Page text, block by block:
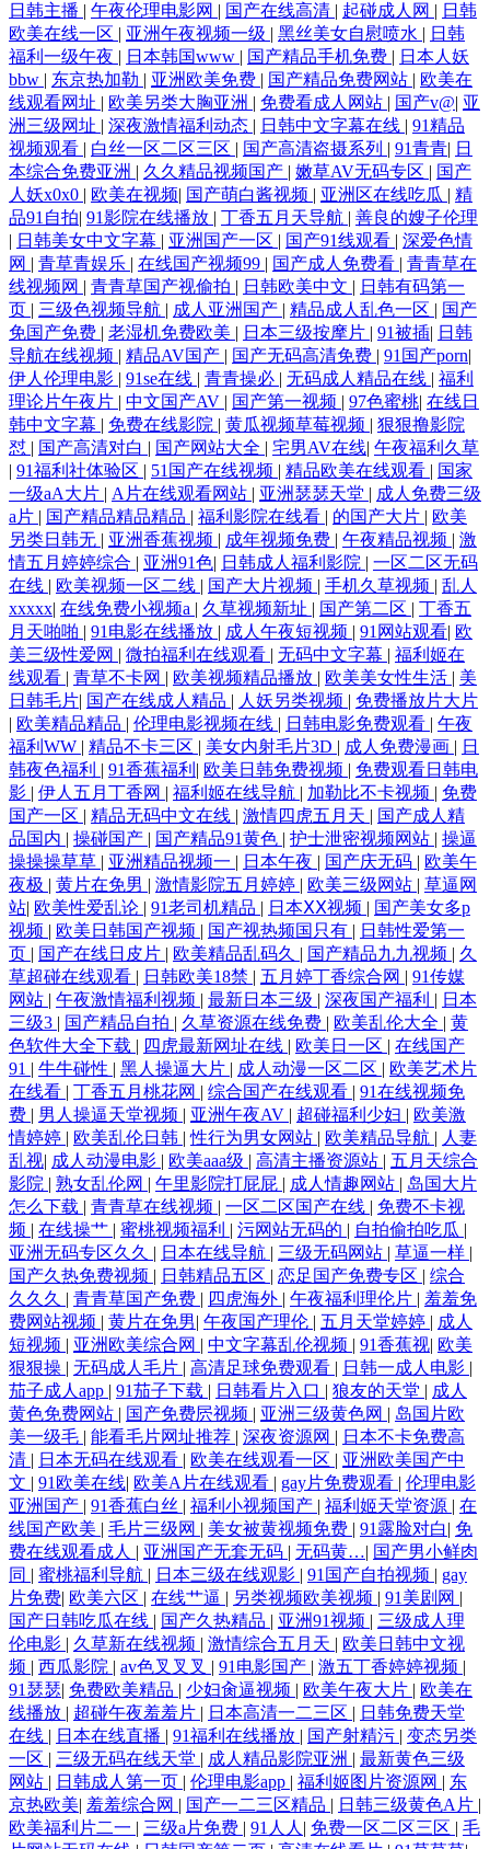
日韩主播 | 午夜伦理电影网 | 国产在线高清 | 起碰成人网 | 日韩
欧美在线一区 | 亚洲午夜视频一级 | 黑丝美女自慰喷水 | 日韩
福利一级午夜 | 日本韩国www | 国产精品手机免费 | 日本人妖
bbw | 东京热加勒 | 亚洲欧美免费 | 国产精品免费网站 | 欧美在
线观看网址 | 欧美另类大胸亚洲 | 免费看成人网站 | 国产v@| 亚
洲三级网址 | 深夜激情福利动态 | 日韩中文字幕在线 | 91精品
视频观看 | 白丝一区二区三区 | 国产高清盗摄系列 | 91青青| 日
本综合免费亚洲 | 久久精品视频国产 | 嫩草AV无码专区 | 国产
人妖x0x0 | 欧美在视频| 国产萌白酱视频 | 亚洲区在线吃瓜 | 精
品91自拍| 91影院在线播放 | 丁香五月天导航 | 善良的嫂子伦理
| 日韩美女中文字幕 | 亚洲国产一区 | 国产91线观看 | 深爱色情
网 | 青草青娱乐 | 在线国产视频99 | 国产成人免费看 | 青青草在
线视频网 | 青青草国产视偷拍 | 日韩欧美中文 | 日韩有码第一
页 | 三级色视频导航 | 成人亚洲国产 | 精品成人乱色一区 | 国产
免国产免费 | 老湿机免费欧美 | 日本三级按摩片 | 91被插| 日韩
导航在线视频 | 精品AV国产 | 国产无码高清免费 | 91国产porn|
伊人伦理电影 | 91se在线 | 青青操必 | 无码成人精品在线 | 福利
理论片午夜片 | 中文国产AV | 国产第一视频 | 97色蜜桃| 在线日
韩中文字幕 | 免费在线影院 | 黄瓜视频草莓视频 | 狠狠撸影院
怼 | 国产高清对白 | 国产网站大全 | 宅男AV在线| 午夜福利久草
| 91福利社体验区 | 51国产在线视频 | 精品欧美在线观看 | 国家
一级aA大片 | A片在线观看网站 | 亚洲瑟瑟天堂 | 成人免费三级
a片 | 国产精品精品精品 | 福利影院在线看 | 的国产大片 | 欧美
另类日韩无 | 亚洲香蕉视频 | 成年视频免费 | 午夜精品视频 | 激
情五月婷婷综合 | 亚洲91色| 日韩成人福利影院 | 一区二区无码
在线 | 欧美视频一区二线 | 国产大片视频 | 手机久草视频 | 乱人
xxxxx| 在线免费小视频a | 久草视频新址 | 国产第二区 | 丁香五
月天啪啪 | 91电影在线播放 | 成人午夜短视频 | 91网站观看| 欧
美三级性爱网 | 微拍福利在线观看 | 无码中文字幕 | 福利姬在
线观看 | 青草不卡网 | 欧美视频精品播放 | 欧美美女性生活 | 美
日韩毛片| 国产在线成人精品 | 人妖另类视频 | 免费播放片大片
| 欧美精品精品 | 伦理电影视频在线 | 日韩电影免费观看 | 午夜
福利WW | 精品不卡三区 | 美女内射毛片3D | 成人免费漫画 | 日
韩夜色福利 | 91香蕉福利 | 欧美日韩免费视频 | 免费观看日韩电
影 | 伊人五月丁香网 | 福利姬在线导航 | 加勒比不卡视频 | 免费
国产一区 | 精品无码中文在线 | 激情四虎五月天 | 国产成人精
品国内 | 操碰国产 | 国产精品91黄色 | 护士泄密视频网站 | 操逼
操操操草草 | 亚洲精品视频一 | 日本午夜 | 国产庆无码 | 欧美午
夜极 | 黄片在免男 | 激情影院五月婷婷 | 欧美三级网站 | 草逼网
站| 欧美性爱乱论 | 91老司机精品 | 日本ⅩⅩ视频 | 国产美女多p
视频 | 欧美日韩国产视频 | 国产视热频国只有 | 日韩性爱第一
页 | 国产在线日皮片 | 欧美精品乱码久 | 国产精品九九视频 | 久
草超碰在线观看 | 日韩欧美18禁 | 五月婷丁香综合网 | 91传媒
网站 | 午夜激情福利视频 | 最新日本三级 | 深夜国产福利 | 日本
三级3 | 国产精品自拍 | 久草资源在线免费 | 欧美乱伦大全 | 黄
色软件大全下载 | 四虎最新网址在线 | 欧美日一区 | 在线国产
91 | 牛牛碰性 | 黑人操逼大片 | 成人动漫一区二区 | 欧美艺术片
在线看 | 丁香五月桃花网 | 综合国产在线观看 | 91在线视频免
费 | 男人操逼天堂视频 | 亚洲午夜AV | 超碰福利少妇 | 欧美激
情婷婷 | 欧美乱伦日韩 |性行为男女网站 | 欧美精品导航 | 人妻
乱视| 成人动漫电影 | 欧美aaa级 | 高清主播资源站 | 五月天综合
影院 | 熟女乱伦网 | 午里影院打屁屁 | 成人情趣网站 | 岛国大片
怎么下载 | 青青草在线视频 | 一区二区国产在线 | 免费不卡视
频 | 在线操艹 | 蜜桃视频福利 | 污网站无码的 | 自拍偷拍吃瓜 |
亚洲无码专区久久 | 日本在线导航 | 三级无码网站 | 草逼一样 |
国产久热免费视频 | 日韩精品五区 | 恋足国产免费专区 | 综合
久久久 | 青青草国产免费 | 四虎海外 | 午夜福利理伦片 | 羞羞免
费网站视频 | 黄片在免男| 午夜国产理伦 | 五月天堂婷婷 | 成人
短视频 | 亚洲欧美综合网 | 中文字幕乱伦视频 | 91香蕉视| 欧美
狠狠操 | 无码成人毛片 | 高清足球免费观看 | 日韩一成人电影 |
茄子成人app | 91茄子下载 | 日韩看片入口 | 狼友的天堂 | 成人
黄色免费网站 | 国产免费屄视频 | 亚洲三级黄色网 | 岛国片欧
美一级毛 | 能看毛片网址推荐 | 深夜资源网 | 日本不卡免费高
清 | 日本无码在线观看 | 欧美在线观看一区 | 亚洲欧美国产中
文 | 91欧美在线| 欧美A片在线观看 | gay片免费观看 | 伦理电影
亚洲国产 | 91香蕉白丝 | 福利小视频国产 | 福利姬天堂资源 | 在
线国产欧美 | 毛片三级网 | 美女被黄视频免费 | 91露脸对白| 免
费在线观看成人 | 亚洲国产无套无码 | 无码黄…| 国产男小鲜肉
同 | 蜜桃福利导航 | 日本三级在线观影 | 91国产自拍视频 | gay
片免费| 欧美六区 | 在线艹逼 | 另类视频欧美视频 | 91美剧网 |
国产日韩吃瓜在线 | 国产久热精品 | 亚洲91视频 | 三级成人理
伦电影 | 久草新在线视频 | 激情综合五月天 | 欧美日韩中文视
频 | 西瓜影院 | av色叉叉叉 | 91电影国产 | 激五丁香婷婷视频 |
91瑟瑟| 免费欧美精品 | 少妇肏逼视频 | 欧美午夜大片 | 欧美在
线播放 | 超碰午夜羞羞片 | 日本高清一二三区 | 日韩免费天堂
在线 | 日本在线直播 | 91福利在线播放 | 国产射精污 | 变态另类
一区 | 三级无码在线天堂 | 成人精品影院亚洲 | 最新黄色三级
网站 | 日韩成人第一页 | 伦理电影app | 福利姬图片资源网 | 东
京热欧美| 羞羞综合网 | 国产一二三区精品 | 日韩三级黄色A片 |
欧美福利片二一 | 三级a片免费 | 91人人| 免费一区二区三区 | 毛